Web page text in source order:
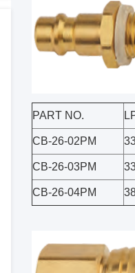
PART NO.
CB-26-02PM
CB-26-03PM
CB-26-04PM